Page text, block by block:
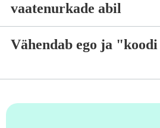
vaatenurkade abil
Vähendab ego ja